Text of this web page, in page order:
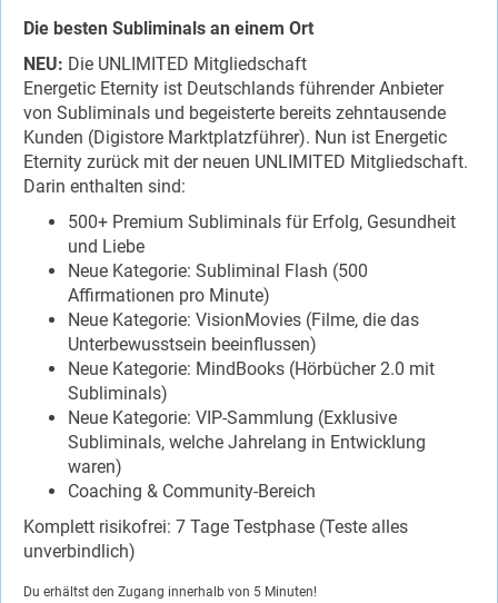
Die besten Subliminals an einem Ort
NEU: Die UNLIMITED Mitgliedschaft
Energetic Eternity ist Deutschlands führender Anbieter
von Subliminals und begeisterte bereits zehntausende
Kunden (Digistore Marktplatzführer). Nun ist Energetic
Eternity zurück mit der neuen UNLIMITED Mitgliedschaft.
Darin enthalten sind:
500+ Premium Subliminals für Erfolg, Gesundheit
und Liebe
Neue Kategorie: Subliminal Flash (500
Affirmationen pro Minute)
Neue Kategorie: VisionMovies (Filme, die das
Unterbewusstsein beeinflussen)
Neue Kategorie: MindBooks (Hörbücher 2.0 mit
Subliminals)
Neue Kategorie: VIP-Sammlung (Exklusive
Subliminals, welche Jahrelang in Entwicklung
waren)
Coaching & Community-Bereich
Komplett risikofrei: 7 Tage Testphase (Teste alles
unverbindlich)
Du erhältst den Zugang innerhalb von 5 Minuten!